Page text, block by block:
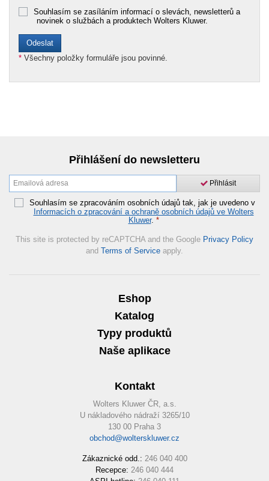
Souhlasím se zasíláním informací o slevách, newsletterů a
novinek o službách a produktech Wolters Kluwer.
* Všechny položky formuláře jsou povinné.
Přihlášení do newsletteru
Přihlásit
Souhlasím se zpracováním osobních údajů tak, jak je uvedeno v
Informacích o zpracování a ochraně osobních údajů ve Wolters
Kluwer. *
This site is protected by reCAPTCHA and the Google Privacy Policy
and Terms of Service apply.
Eshop
Katalog
Typy produktů
Naše aplikace
Kontakt
Wolters Kluwer ČR, a.s.
U nákladového nádraží 3265/10
130 00 Praha 3
obchod@wolterskluwer.cz
Zákaznické odd.: 246 040 400
Recepce: 246 040 444